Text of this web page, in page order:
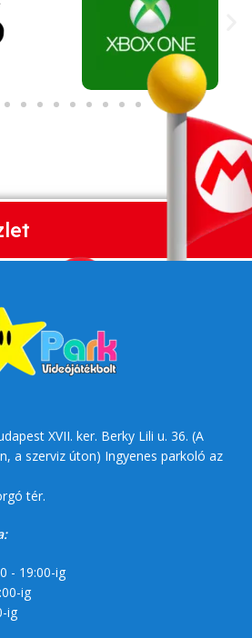
XVII. ker. Berky Lili u. 36. (A
a szerviz úton) Ingyenes parkoló az
tér.
- 19:00-ig
ig
ig